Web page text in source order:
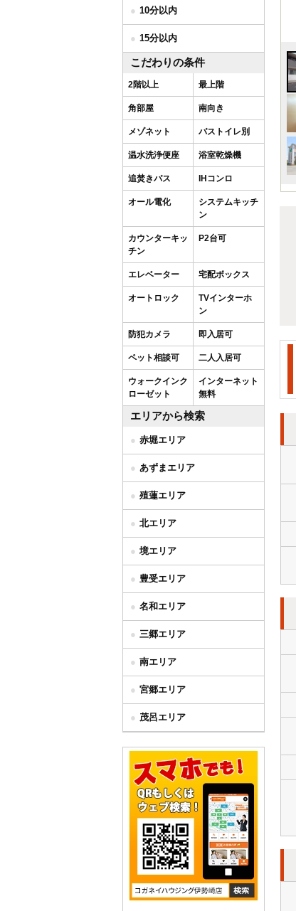
10分以内
15分以内
こだわりの条件
2階以上 最上階
角部屋 南向き
メゾネット バストイレ別
温水洗浄便座 浴室乾燥機
追焚きバス IHコンロ
オール電化
システムキッチ
ン
カウンターキッ
チン
P2台可
エレベーター 宅配ボックス
オートロック
TVインターホ
ン
防犯カメラ 即入居可
ペット相談可 二人入居可
ウォークインク
ローゼット
インターネット
無料
エリアから検索
赤堀エリア
あずまエリア
殖蓮エリア
北エリア
境エリア
豊受エリア
名和エリア
三郷エリア
南エリア
宮郷エリア
茂呂エリア